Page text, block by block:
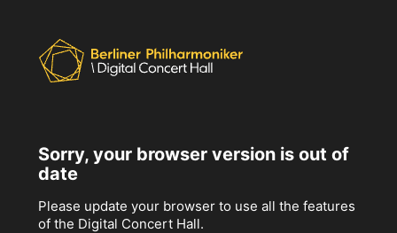
Sorry, your browser version is out of
date
Please update your browser to use all the features
of the Digital Concert Hall.